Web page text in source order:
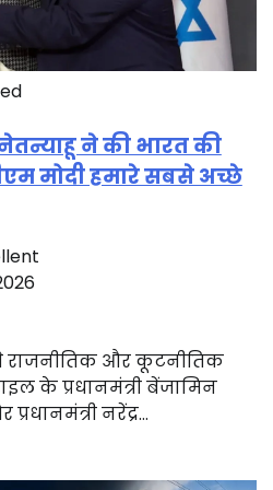
ने की भारत की
मोदी हमारे सबसे अच्छे
राजनीतिक और कूटनीतिक
के प्रधानमंत्री बेंजामिन
नरेंद्र…